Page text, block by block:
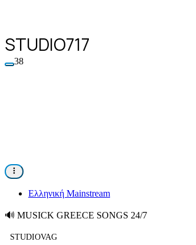
STUDIO717
38
Ελληνική Mainstream
🔊 MUSICK GREECE SONGS 24/7
STUDIOVAG